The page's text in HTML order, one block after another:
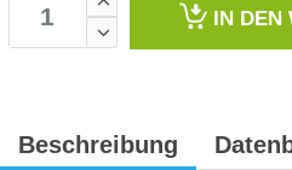
IN DEN
Beschreibung